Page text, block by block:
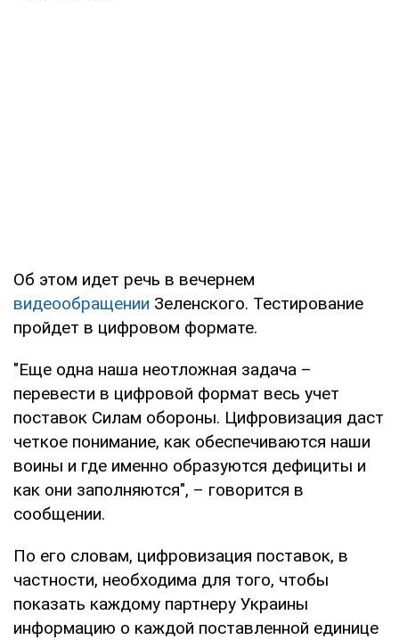
Об этом идет речь в вечернем
видеообращении Зеленского. Тестирование
пройдет в цифровом формате.
"Еще одна наша неотложная задача –
перевести в цифровой формат весь учет
поставок Силам обороны. Цифровизация даст
четкое понимание, как обеспечиваются наши
воины и где именно образуются дефициты и
как они заполняются", – говорится в
сообщении.
По его словам, цифровизация поставок, в
частности, необходима для того, чтобы
показать каждому партнеру Украины
информацию о каждой поставленной единице